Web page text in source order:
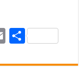
E
ail
S
ar